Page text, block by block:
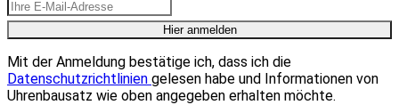
Mit der Anmeldung bestätige ich, dass ich die
Datenschutzrichtlinien gelesen habe und Informationen von
Uhrenbausatz wie oben angegeben erhalten möchte.